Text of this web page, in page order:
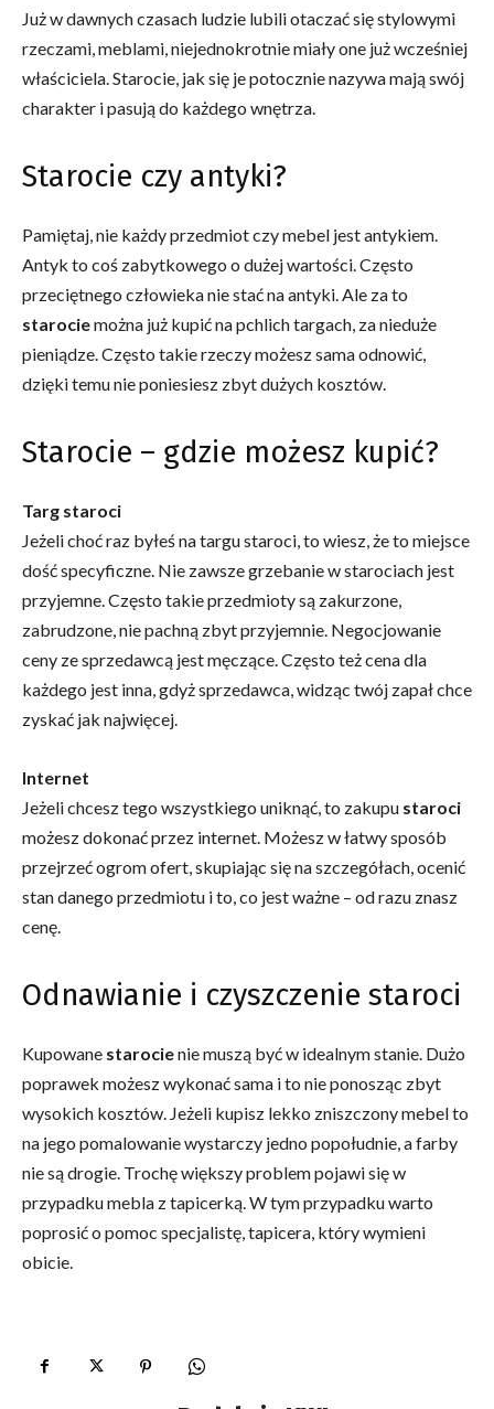
Już w dawnych czasach ludzie lubili otaczać się stylowymi
rzeczami, meblami, niejednokrotnie miały one już wcześniej
właściciela. Starocie, jak się je potocznie nazywa mają swój
charakter i pasują do każdego wnętrza.
Starocie czy antyki?
Pamiętaj, nie każdy przedmiot czy mebel jest antykiem.
Antyk to coś zabytkowego o dużej wartości. Często
przeciętnego człowieka nie stać na antyki. Ale za to
starociemożna już kupić na pchlich targach, za nieduże
pieniądze. Często takie rzeczy możesz sama odnowić,
dzięki temu nie poniesiesz zbyt dużych kosztów.
Starocie – gdzie możesz kupić?
Targ staroci
Jeżeli choć raz byłeś na targu staroci, to wiesz, że to miejsce
dość specyficzne. Nie zawsze grzebanie w starociach jest
przyjemne. Często takie przedmioty są zakurzone,
zabrudzone, nie pachną zbyt przyjemnie. Negocjowanie
ceny ze sprzedawcą jest męczące. Często też cena dla
każdego jest inna, gdyż sprzedawca, widząc twój zapał chce
zyskać jak najwięcej.
Internet
Jeżeli chcesz tego wszystkiego uniknąć, to zakupu staroci
możesz dokonać przez internet. Możesz w łatwy sposób
przejrzeć ogrom ofert, skupiając się na szczegółach, ocenić
stan danego przedmiotu i to, co jest ważne – od razu znasz
cenę.
Odnawianie i czyszczenie staroci
Kupowane starocienie muszą być w idealnym stanie. Dużo
poprawek możesz wykonać sama i to nie ponosząc zbyt
wysokich kosztów. Jeżeli kupisz lekko zniszczony mebel to
na jego pomalowanie wystarczy jedno popołudnie, a farby
nie są drogie. Trochę większy problem pojawi się w
przypadku mebla z tapicerką. W tym przypadku warto
poprosić o pomoc specjalistę, tapicera, który wymieni
obicie.